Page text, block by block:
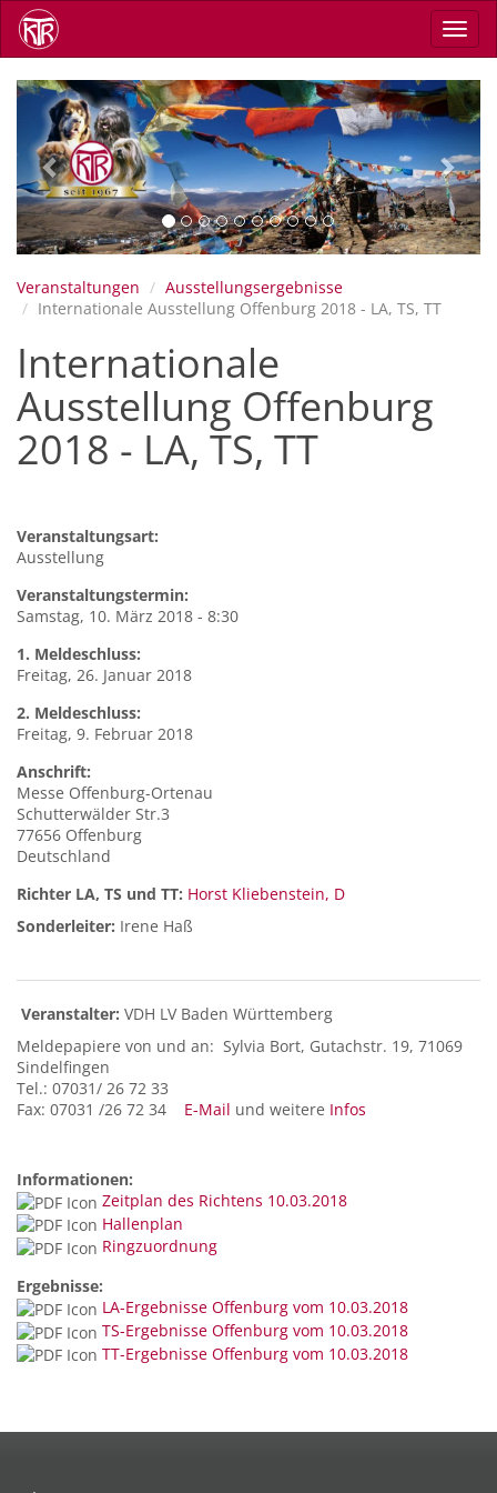
Direkt
zum
Inhalt
Previous Next
Veranstaltungen
Ausstellungsergebnisse
Internationale Ausstellung Offenburg 2018 - LA, TS, TT
Internationale
Ausstellung Offenburg
2018 - LA, TS, TT
Veranstaltungsart:
Ausstellung
Veranstaltungstermin:
Samstag, 10. März 2018 - 8:30
1. Meldeschluss:
Freitag, 26. Januar 2018
2. Meldeschluss:
Freitag, 9. Februar 2018
Anschrift:
Messe Offenburg-Ortenau
Schutterwälder Str.3
77656 Offenburg
Deutschland
Richter LA, TS und TT: Horst Kliebenstein, D
Sonderleiter: Irene Haß
Veranstalter: VDH LV Baden Württemberg
Meldepapiere von und an: Sylvia Bort, Gutachstr. 19, 71069
Sindelfingen
Tel.: 07031/ 26 72 33
Fax: 07031 /26 72 34 E-Mail und weitere Infos
Informationen:
Zeitplan des Richtens 10.03.2018
Hallenplan
Ringzuordnung
Ergebnisse:
LA-Ergebnisse Offenburg vom 10.03.2018
TS-Ergebnisse Offenburg vom 10.03.2018
TT-Ergebnisse Offenburg vom 10.03.2018